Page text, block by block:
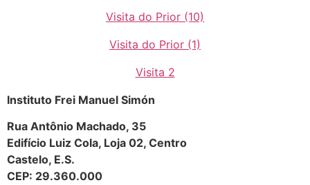
Visita do Prior (10)
Visita do Prior (1)
Visita 2
Instituto Frei Manuel Simón
Rua Antônio Machado, 35
Edifício Luiz Cola, Loja 02, Centro
Castelo, E.S.
CEP: 29.360.000